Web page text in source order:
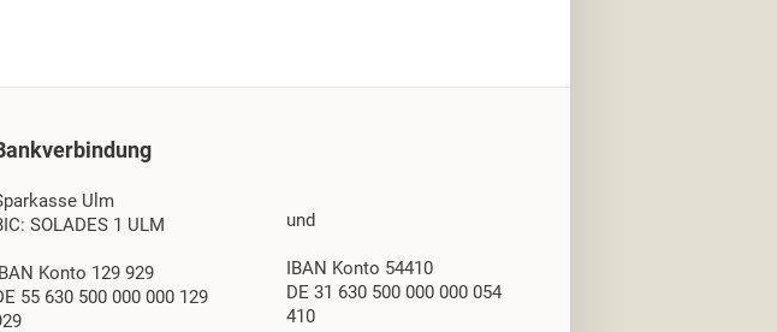
Ulm
SOLADES 1 ULM
Konto 129 929
55 630 500 000 000 129
und
IBAN Konto 54410
DE 31 630 500 000 000 054
410